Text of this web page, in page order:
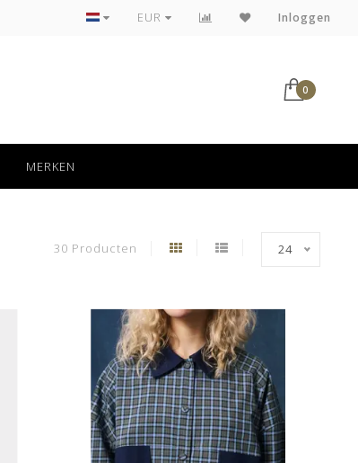
Veilig betalen via iDeal
EUR Inloggen
0
MERKEN
30 Producten 24